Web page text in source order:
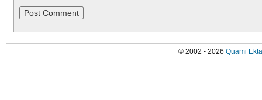
© 2002 - 2026 Quami